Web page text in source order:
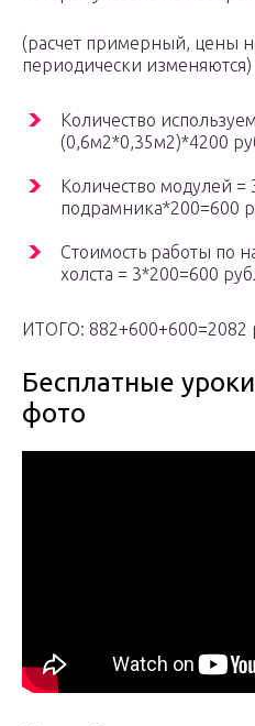
(расчет примерный, цены
периодически изменяются)
Количество
(0,6м2*0,35м2)*4200
Количество модулей =
подрамника*200=600
Стоимость работы по
холста = 3*200=600
ИТОГО: 882+600+600=2082
Бесплатные
фото